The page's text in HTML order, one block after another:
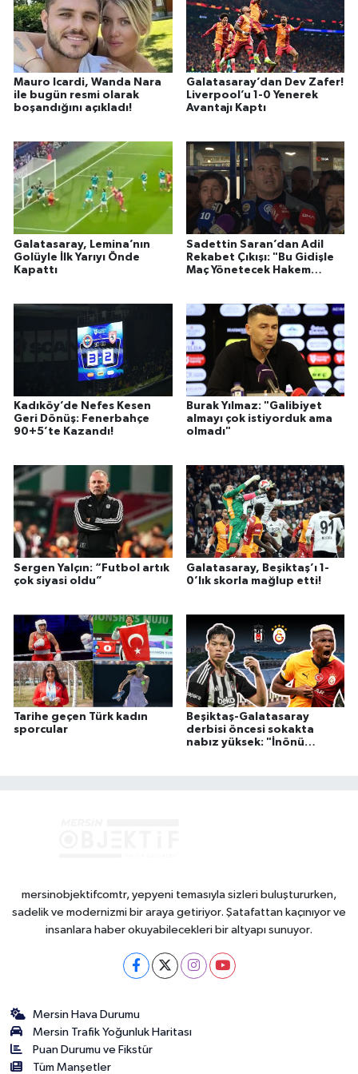
Mauro Icardi, Wanda Nara
ile bugün resmi olarak
boşandığını açıkladı!
Galatasaray’dan Dev Zafer!
Liverpool’u 1-0 Yenerek
Avantajı Kaptı
Galatasaray, Lemina’nın
Golüyle İlk Yarıyı Önde
Kapattı
Sadettin Saran’dan Adil
Rekabet Çıkışı: "Bu Gidişle
Maç Yönetecek Hakem
Kadıköy’de Nefes Kesen
Geri Dönüş: Fenerbahçe
90+5’te Kazandı!
Burak Yılmaz: "Galibiyet
almayı çok istiyorduk ama
olmadı"
Sergen Yalçın: “Futbol artık
çok siyasi oldu”
Galatasaray, Beşiktaş’ı 1-
0’lık skorla mağlup etti!
Tarihe geçen Türk kadın
sporcular
Beşiktaş-Galatasaray
derbisi öncesi sokakta
nabız yüksek: "İnönü
mersinobjektifcomtr, yepyeni temasıyla sizleri buluştururken,
sadelik ve modernizmi bir araya getiriyor. Şatafattan kaçınıyor ve
insanlara haber okuyabilecekleri bir altyapı sunuyor.
Mersin Hava Durumu
Mersin Trafik Yoğunluk Haritası
Puan Durumu ve Fikstür
Tüm Manşetler